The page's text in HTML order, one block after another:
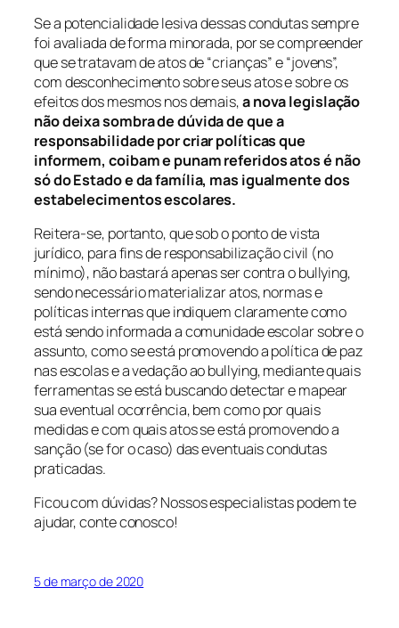
Se a potencialidade lesiva dessas condutas sempre
foi avaliada de forma minorada, por se compreender
que se tratavam de atos de “crianças” e “jovens”,
com desconhecimento sobre seus atos e sobre os
efeitos dos mesmos nos demais,a nova legislação
não deixa sombra de dúvida de que a
responsabilidade por criar políticas que
informem, coibam e punam referidos atos é não
só do Estado e da família, mas igualmente dos
estabelecimentos escolares.
Reitera-se, portanto, que sob o ponto de vista
jurídico, para fins de responsabilização civil (no
mínimo), não bastará apenas ser contra o bullying,
sendo necessário materializar atos, normas e
políticas internas que indiquem claramente como
está sendo informada a comunidade escolar sobre o
assunto, como se está promovendo a política de paz
nas escolas e a vedação aobullying,mediante quais
ferramentas se está buscando detectar e mapear
sua eventual ocorrência, bem como por quais
medidas e com quais atos se está promovendo a
sanção (se for o caso) das eventuais condutas
praticadas.
Ficou com dúvidas? Nossos especialistas podem te
ajudar, conte conosco!
5 de março de 2020